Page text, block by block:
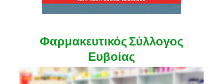
Φαρμακευτικός Σύλλογος
Ευβοίας